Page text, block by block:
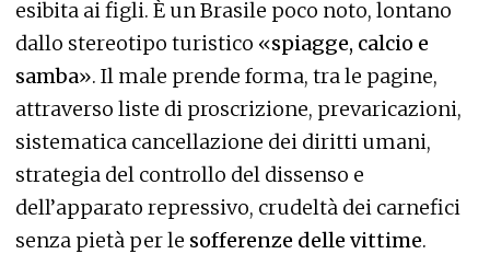
esibita ai figli. È un Brasile poco noto, lontano
dallo stereotipo turistico «spiagge, calcio e
samba». Il male prende forma, tra le pagine,
attraverso liste di proscrizione, prevaricazioni,
sistematica cancellazione dei diritti umani,
strategia del controllo del dissenso e
dell’apparato repressivo, crudeltà dei carnefici
senza pietà per le sofferenze delle vittime.